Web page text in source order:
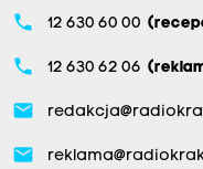
phone 12 630 60 00
phone 12 630 62 06
email
email